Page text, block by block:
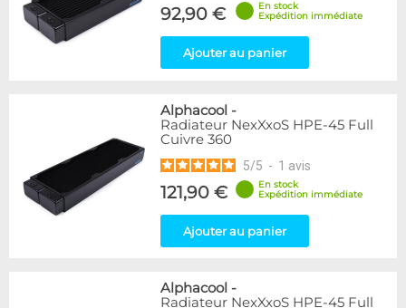
92,90 €
En stock
Expédition immédiate
Ajouter au panier
Alphacool -
Radiateur NexXxoS HPE-45 Full
Cuivre 360
5/5 - 1 avis
121,90 €
En stock
Expédition immédiate
Ajouter au panier
Alphacool -
Radiateur NexXxoS HPE-45 Full